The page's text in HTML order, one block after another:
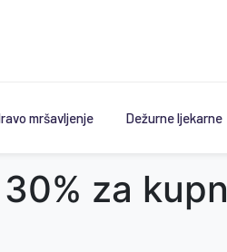
mršavljenje Dežurne ljekarne
za